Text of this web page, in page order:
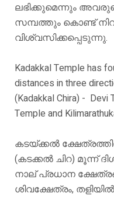
ലഭിക്കുമെന്നും
സമ്പത്തും കൊണ്ട്
വിശ്വസിക്കപ്പെടുന്നു.
Kadakkal Temple has
distances in three
(Kadakkal Chira) - Devi
Temple and
കടയ്ക്കൽ
(കടക്കൽ ചിറ) മൂന്ന്
നാല് പ്രധാന
ശിവക്ഷേത്രം,